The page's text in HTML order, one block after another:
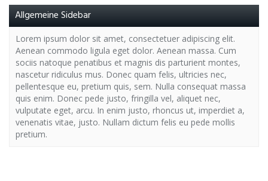
Allgemeine Sidebar
Lorem ipsum dolor sit amet, consectetuer adipiscing elit.
Aenean commodo ligula eget dolor. Aenean massa. Cum
sociis natoque penatibus et magnis dis parturient montes,
nascetur ridiculus mus. Donec quam felis, ultricies nec,
pellentesque eu, pretium quis, sem. Nulla consequat massa
quis enim. Donec pede justo, fringilla vel, aliquet nec,
vulputate eget, arcu. In enim justo, rhoncus ut, imperdiet a,
venenatis vitae, justo. Nullam dictum felis eu pede mollis
pretium.